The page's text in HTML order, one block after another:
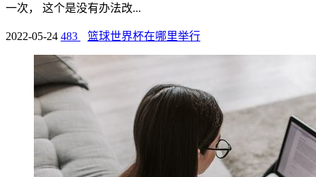
一次， 这个是没有办法改...
2022-05-24 483 篮球世界杯在哪里举行